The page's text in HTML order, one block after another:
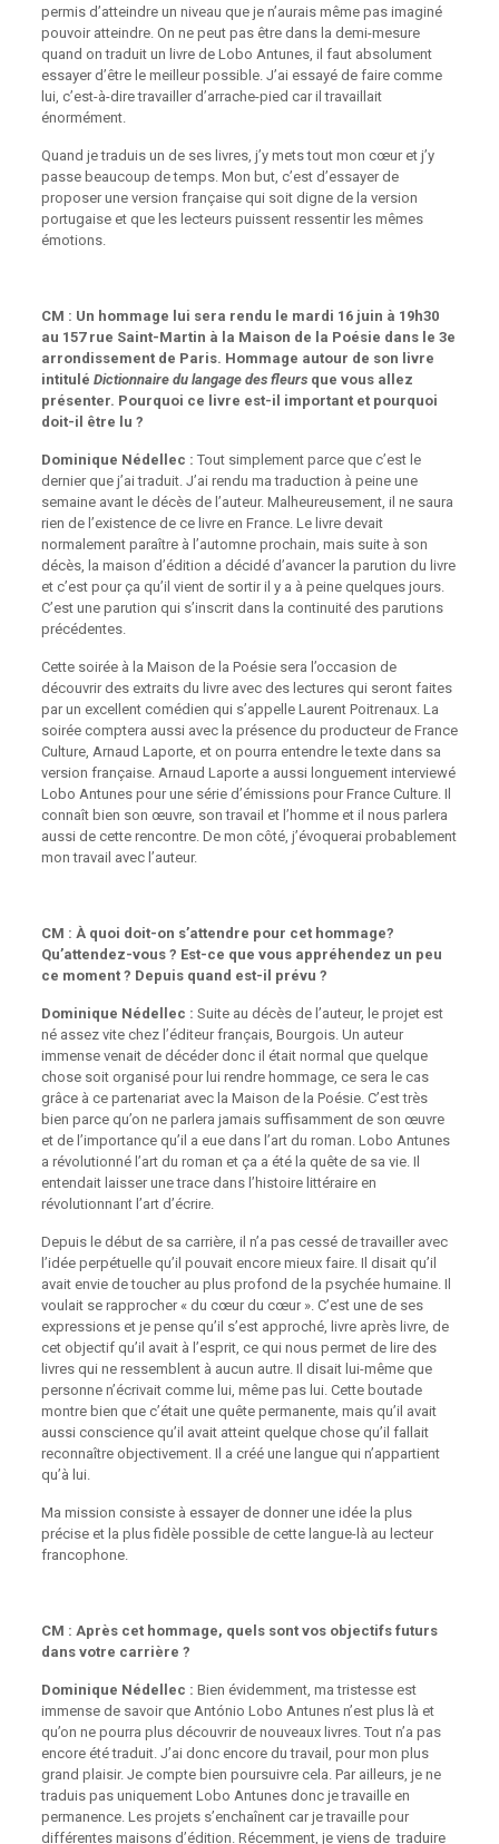
permis d’atteindre un niveau que je n’aurais même pas imaginé
pouvoir atteindre. On ne peut pas être dans la demi-mesure
quand on traduit un livre de Lobo Antunes, il faut absolument
essayer d’être le meilleur possible. J’ai essayé de faire comme
lui, c’est-à-dire travailler d’arrache-pied car il travaillait
énormément.
Quand je traduis un de ses livres, j’y mets tout mon cœur et j’y
passe beaucoup de temps. Mon but, c’est d’essayer de
proposer une version française qui soit digne de la version
portugaise et que les lecteurs puissent ressentir les mêmes
émotions.
CM : Un hommage lui sera rendu le mardi 16 juin à 19h30
au 157 rue Saint-Martin à la Maison de la Poésie dans le 3e
arrondissement de Paris. Hommage autour de son livre
intitulé Dictionnaire du langage des fleursque vous allez
présenter. Pourquoi ce livre est-il important et pourquoi
doit-il être lu ?
Dominique Nédellec : Tout simplement parce que c’est le
dernier que j’ai traduit. J’ai rendu ma traduction à peine une
semaine avant le décès de l’auteur. Malheureusement, il ne saura
rien de l’existence de ce livre en France. Le livre devait
normalement paraître à l’automne prochain, mais suite à son
décès, la maison d’édition a décidé d’avancer la parution du livre
et c’est pour ça qu’il vient de sortir il y a à peine quelques jours.
C’est une parution qui s’inscrit dans la continuité des parutions
précédentes.
Cette soirée à la Maison de la Poésie sera l’occasion de
découvrir des extraits du livre avec des lectures qui seront faites
par un excellent comédien qui s’appelle Laurent Poitrenaux. La
soirée comptera aussi avec la présence du producteur de France
Culture, Arnaud Laporte, et on pourra entendre le texte dans sa
version française. Arnaud Laporte a aussi longuement interviewé
Lobo Antunes pour une série d’émissions pour France Culture. Il
connaît bien son œuvre, son travail et l’homme et il nous parlera
aussi de cette rencontre. De mon côté, j’évoquerai probablement
mon travail avec l’auteur.
CM : À quoi doit-on s’attendre pour cet hommage?
Qu’attendez-vous ? Est-ce que vous appréhendez un peu
ce moment ? Depuis quand est-il prévu ?
Dominique Nédellec : Suite au décès de l’auteur, le projet est
né assez vite chez l’éditeur français, Bourgois. Un auteur
immense venait de décéder donc il était normal que quelque
chose soit organisé pour lui rendre hommage, ce sera le cas
grâce à ce partenariat avec la Maison de la Poésie. C’est très
bien parce qu’on ne parlera jamais suffisamment de son œuvre
et de l’importance qu’il a eue dans l’art du roman. Lobo Antunes
a révolutionné l’art du roman et ça a été la quête de sa vie. Il
entendait laisser une trace dans l’histoire littéraire en
révolutionnant l’art d’écrire.
Depuis le début de sa carrière, il n’a pas cessé de travailler avec
l’idée perpétuelle qu’il pouvait encore mieux faire. Il disait qu’il
avait envie de toucher au plus profond de la psychée humaine. Il
voulait se rapprocher « du cœur du cœur ». C’est une de ses
expressions et je pense qu’il s’est approché, livre après livre, de
cet objectif qu’il avait à l’esprit, ce qui nous permet de lire des
livres qui ne ressemblent à aucun autre. Il disait lui-même que
personne n’écrivait comme lui, même pas lui. Cette boutade
montre bien que c’était une quête permanente, mais qu’il avait
aussi conscience qu’il avait atteint quelque chose qu’il fallait
reconnaître objectivement. Il a créé une langue qui n’appartient
qu’à lui.
Ma mission consiste à essayer de donner une idée la plus
précise et la plus fidèle possible de cette langue-là au lecteur
francophone.
CM : Après cet hommage, quels sont vos objectifs futurs
dans votre carrière ?
Dominique Nédellec : Bien évidemment, ma tristesse est
immense de savoir que António Lobo Antunes n’est plus là et
qu’on ne pourra plus découvrir de nouveaux livres. Tout n’a pas
encore été traduit. J’ai donc encore du travail, pour mon plus
grand plaisir. Je compte bien poursuivre cela. Par ailleurs, je ne
traduis pas uniquement Lobo Antunes donc je travaille en
permanence. Les projets s’enchaînent car je travaille pour
différentes maisons d’édition. Récemment, je viens de traduire